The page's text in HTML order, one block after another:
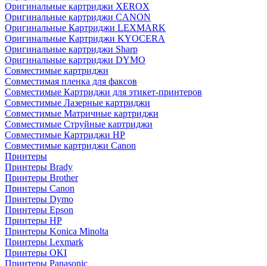
Оригинальные картриджи XEROX
Оригинальные картриджи CANON
Оригинальные Картриджи LEXMARK
Оригинальные Картриджи KYOCERA
Оригинальные картриджи Sharp
Оригинальные картриджи DYMO
Совместимые картриджи
Совместимая пленка для факсов
Совместимые Картриджи для этикет-принтеров
Совместимые Лазерные картриджи
Совместимые Матричные картриджи
Совместимые Струйные картриджи
Совместимые Картриджи HP
Совместимые картриджи Canon
Принтеры
Принтеры Brady
Принтеры Brother
Принтеры Canon
Принтеры Dymo
Принтеры Epson
Принтеры HP
Принтеры Konica Minolta
Принтеры Lexmark
Принтеры OKI
Принтеры Panasonic